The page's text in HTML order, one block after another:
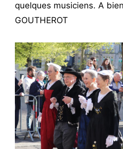
quelques musiciens. A
GOUTHEROT